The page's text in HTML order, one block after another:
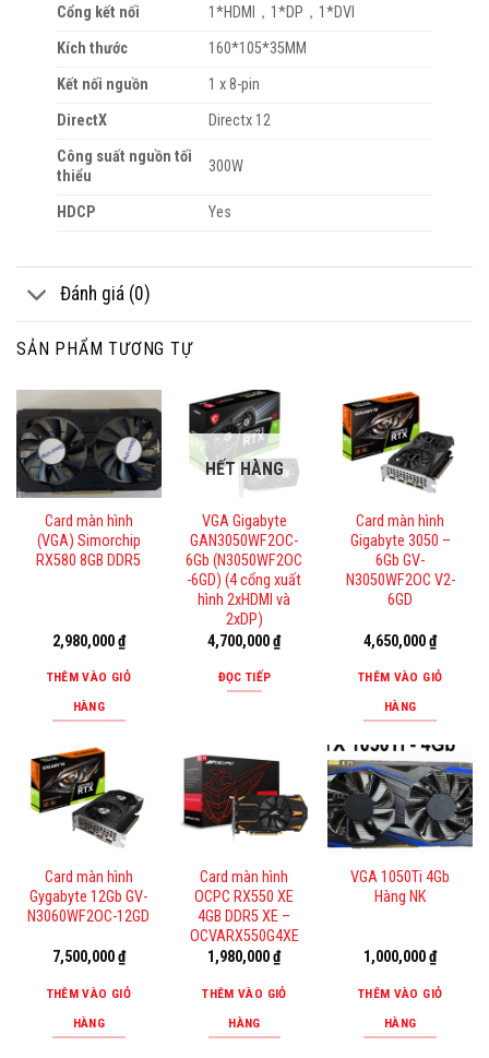
Cổng kết nối
1*HDMI，1*DP，1*DVI
Kích thước
160*105*35MM
Kết nối nguồn
1 x 8-pin
DirectX
Directx 12
Công suất nguồn tối
thiểu
300W
HDCP Yes
Đánh giá (0)
SẢN PHẨM TƯƠNG TỰ
Card màn hình
(VGA) Simorchip
RX580 8GB DDR5
2,980,000₫
THÊM VÀO GIỎ
HÀNG
HẾT HÀNG
VGA Gigabyte
GAN3050WF2OC-
6Gb (N3050WF2OC
-6GD) (4 cổng xuất
hình 2xHDMI và
2xDP)
4,700,000₫
ĐỌC TIẾP
Card màn hình
Gigabyte 3050 –
6Gb GV-
N3050WF2OC V2-
6GD
4,650,000₫
THÊM VÀO GIỎ
HÀNG
Card màn hình
Gygabyte 12Gb GV-
N3060WF2OC-12GD
7,500,000₫
THÊM VÀO GIỎ
HÀNG
Card màn hình
OCPC RX550 XE
4GB DDR5 XE –
OCVARX550G4XE
1,980,000₫
THÊM VÀO GIỎ
HÀNG
VGA 1050Ti 4Gb
Hàng NK
1,000,000₫
THÊM VÀO GIỎ
HÀNG